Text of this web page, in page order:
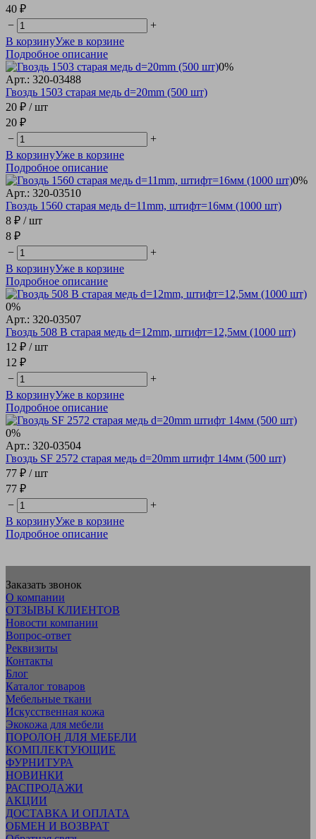
40 ₽
−
+
В корзинуУже в корзине
Подробное описание
0%
Арт.: 320-03488
Гвоздь 1503 старая медь d=20mm (500 шт)
20 ₽ / шт
20 ₽
−
+
В корзинуУже в корзине
Подробное описание
0%
Арт.: 320-03510
Гвоздь 1560 старая медь d=11mm, штифт=16мм (1000 шт)
8 ₽ / шт
8 ₽
−
+
В корзинуУже в корзине
Подробное описание
0%
Арт.: 320-03507
Гвоздь 508 В старая медь d=12mm, штифт=12,5мм (1000 шт)
12 ₽ / шт
12 ₽
−
+
В корзинуУже в корзине
Подробное описание
0%
Арт.: 320-03504
Гвоздь SF 2572 старая медь d=20mm штифт 14мм (500 шт)
77 ₽ / шт
77 ₽
−
+
В корзинуУже в корзине
Подробное описание
Заказать звонок
О компании
ОТЗЫВЫ КЛИЕНТОВ
Новости компании
Вопрос-ответ
Реквизиты
Контакты
Блог
Каталог товаров
Мебельные ткани
Искусcтвенная кожа
Экокожа для мебели
ПОРОЛОН ДЛЯ МЕБЕЛИ
КОМПЛЕКТУЮЩИЕ
ФУРНИТУРА
НОВИНКИ
РАСПРОДАЖИ
АКЦИИ
ДОСТАВКА И ОПЛАТА
ОБМЕН И ВОЗВРАТ